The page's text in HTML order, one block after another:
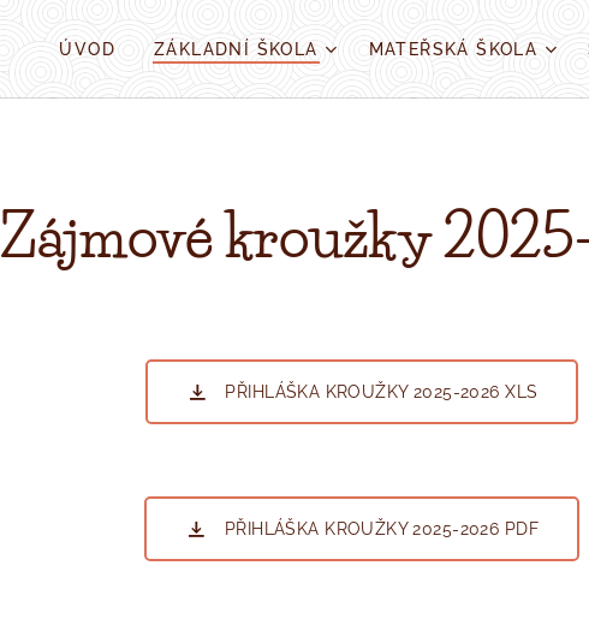
ÚVOD ZÁKLADNÍ ŠKOLA MATEŘSKÁ ŠKOLA
Zájmové kroužky
PŘIHLÁŠKA KROUŽKY 2025-2026 XLS
PŘIHLÁŠKA KROUŽKY 2025-2026 PDF